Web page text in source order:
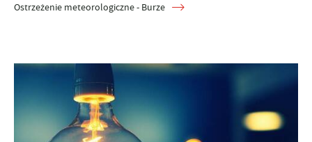
Ostrzeżenie meteorologiczne - Burze